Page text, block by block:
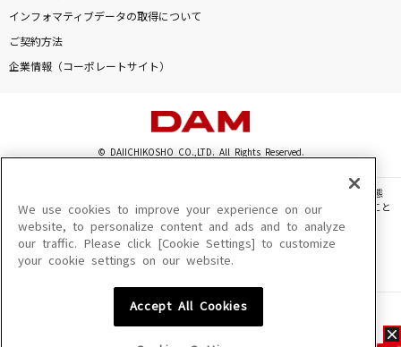
インフォマティブデータの取得について
ご契約方法
企業情報（コーポレートサイト）
© DAIICHIKOSHO CO.,LTD. All Rights Reserved.
このサイトに掲載されている一切の文章・画像・写真・動画・音声等を、手段や形態
を問わず、著作権法の定める範囲を超えて無断で複製、転載、ファイル化などすること
を禁じます。
楽曲及びコンテンツは、機種によりご利用いただけない場合があります。
楽曲及びコンテンツの配信日、配信内容が変更になる場合があります。
We use cookies to improve your experience on our
website, to personalize content and ads and to analyze
our traffic. Please click [Cookie Settings] to customize
your cookie settings on our website.
Accept All Cookies